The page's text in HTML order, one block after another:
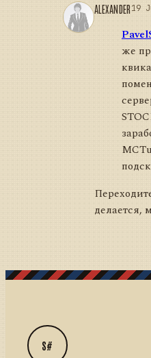
ALEXANDER19
же
делается,
S#